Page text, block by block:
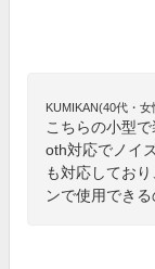
KUMIKAN(40代・女
こちらの小型
oth対応でノイ
も対応してお
ンで使用できる